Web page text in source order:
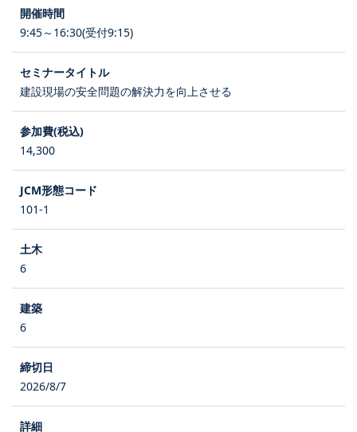
9:45～16:30(受付9:15)
建設現場の安全問題の解決力を向上させる
14,300
101-1
6
6
2026/8/7